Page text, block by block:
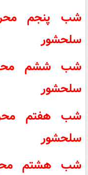
شب پنجم
سلحشور
شب ششم
سلحشور
شب هفتم
سلحشور
شب هشتم